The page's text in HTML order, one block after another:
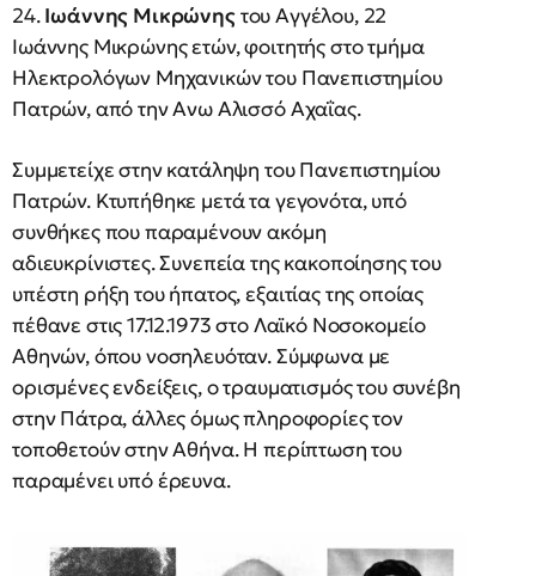
24.Ιωάννης Μικρώνηςτου Αγγέλου, 22
Ιωάννης Μικρώνης ετών, φοιτητής στο τμήμα
Ηλεκτρολόγων Μηχανικών του Πανεπιστημίου
Πατρών, από την Ανω Αλισσό Αχαΐας.
Συμμετείχε στην κατάληψη του Πανεπιστημίου
Πατρών. Κτυπήθηκε μετά τα γεγονότα, υπό
συνθήκες που παραμένουν ακόμη
αδιευκρίνιστες. Συνεπεία της κακοποίησης του
υπέστη ρήξη του ήπατος, εξαιτίας της οποίας
πέθανε στις 17.12.1973 στο Λαϊκό Νοσοκομείο
Αθηνών, όπου νοσηλευόταν. Σύμφωνα με
ορισμένες ενδείξεις, ο τραυματισμός του συνέβη
στην Πάτρα, άλλες όμως πληροφορίες τον
τοποθετούν στην Αθήνα. Η περίπτωση του
παραμένει υπό έρευνα.